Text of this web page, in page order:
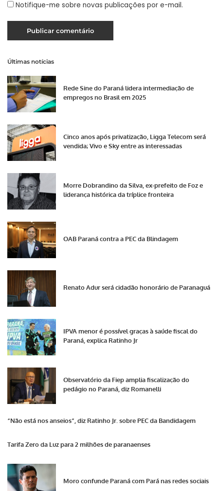
Notifique-me sobre novas publicações por e-mail.
Últimas notícias
Rede Sine do Paraná lidera intermediação de
empregos no Brasil em 2025
Cinco anos após privatização, Ligga Telecom será
vendida; Vivo e Sky entre as interessadas
Morre Dobrandino da Silva, ex-prefeito de Foz e
liderança histórica da tríplice fronteira
OAB Paraná contra a PEC da Blindagem
Renato Adur será cidadão honorário de Paranaguá
IPVA menor é possível graças à saúde fiscal do
Paraná, explica Ratinho Jr
Observatório da Fiep amplia fiscalização do
pedágio no Paraná, diz Romanelli
“Não está nos anseios”, diz Ratinho Jr. sobre PEC da Bandidagem
Tarifa Zero da Luz para 2 milhões de paranaenses
Moro confunde Paraná com Pará nas redes sociais